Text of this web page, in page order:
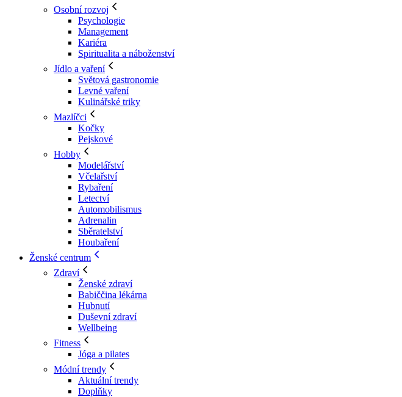
Osobní rozvoj
Psychologie
Management
Kariéra
Spiritualita a náboženství
Jídlo a vaření
Světová gastronomie
Levné vaření
Kulinářské triky
Mazlíčci
Kočky
Pejskové
Hobby
Modelářství
Včelařství
Rybaření
Letectví
Automobilismus
Adrenalin
Sběratelství
Houbaření
Ženské centrum
Zdraví
Ženské zdraví
Babiččina lékárna
Hubnutí
Duševní zdraví
Wellbeing
Fitness
Jóga a pilates
Módní trendy
Aktuální trendy
Doplňky